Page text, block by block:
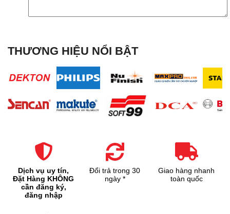
THƯƠNG HIỆU NỔI BẬT
Dịch vụ uy tín,
Đặt Hàng KHÔNG
cần đăng ký,
đăng nhập
Đổi trả trong 30
ngày *
Giao hàng nhanh
toàn quốc